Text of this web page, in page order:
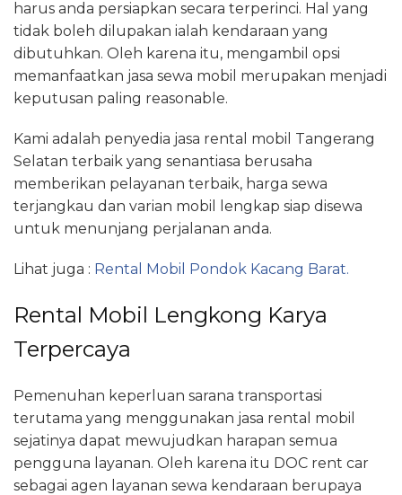
harus anda persiapkan secara terperinci. Hal yang
tidak boleh dilupakan ialah kendaraan yang
dibutuhkan. Oleh karena itu, mengambil opsi
memanfaatkan jasa sewa mobil merupakan menjadi
keputusan paling reasonable.
Kami adalah penyedia jasa rental mobil Tangerang
Selatan terbaik yang senantiasa berusaha
memberikan pelayanan terbaik, harga sewa
terjangkau dan varian mobil lengkap siap disewa
untuk menunjang perjalanan anda.
Lihat juga : Rental Mobil Pondok Kacang Barat.
Rental Mobil Lengkong Karya
Terpercaya
Pemenuhan keperluan sarana transportasi
terutama yang menggunakan jasa rental mobil
sejatinya dapat mewujudkan harapan semua
pengguna layanan. Oleh karena itu DOC rent car
sebagai agen layanan sewa kendaraan berupaya